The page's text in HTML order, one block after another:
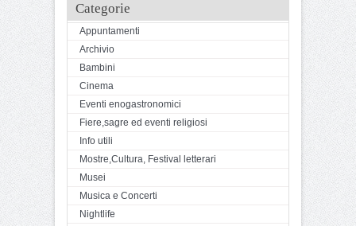
Categorie
Appuntamenti
Archivio
Bambini
Cinema
Eventi enogastronomici
Fiere,sagre ed eventi religiosi
Info utili
Mostre,Cultura, Festival letterari
Musei
Musica e Concerti
Nightlife